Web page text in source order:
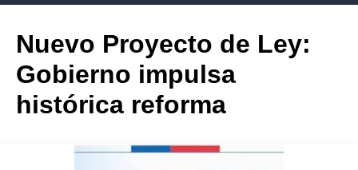
Nuevo Proyecto de Ley:
Gobierno impulsa
histórica reforma